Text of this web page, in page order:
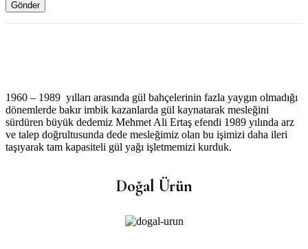
1960 – 1989 yılları arasında gül bahçelerinin fazla yaygın olmadığı
dönemlerde bakır imbik kazanlarda gül kaynatarak mesleğini
sürdüren büyük dedemiz Mehmet Ali Ertaş efendi 1989 yılında arz
ve talep doğrultusunda dede mesleğimiz olan bu işimizi daha ileri
taşıyarak tam kapasiteli gül yağı işletmemizi kurduk.
Doğal Ürün